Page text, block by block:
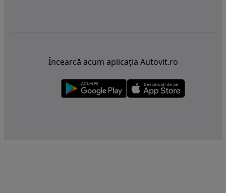
Încearcă acum aplicația Autovit.ro